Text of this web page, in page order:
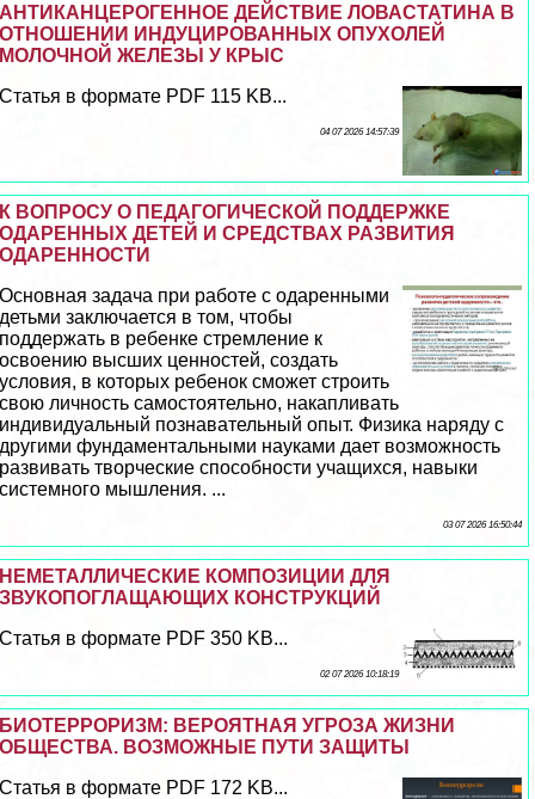
АНТИКАНЦЕРОГЕННОЕ ДЕЙСТВИЕ ЛОВАСТАТИНА В
ОТНОШЕНИИ ИНДУЦИРОВАННЫХ ОПУХОЛЕЙ
МОЛОЧНОЙ ЖЕЛЕЗЫ У КРЫС
Статья в формате PDF 115 KB...
04 07 2026 14:57:39
К ВОПРОСУ О ПЕДАГОГИЧЕСКОЙ ПОДДЕРЖКЕ
ОДАРЕННЫХ ДЕТЕЙ И СРЕДСТВАХ РАЗВИТИЯ
ОДАРЕННОСТИ
Основная задача при работе с одаренными
детьми заключается в том, чтобы
поддержать в ребенке стремление к
освоению высших ценностей, создать
условия, в которых ребенок сможет строить
свою личность самостоятельно, накапливать
индивидуальный познавательный опыт. Физика наряду с
другими фундаментальными науками дает возможность
развивать творческие способности учащихся, навыки
системного мышления. ...
03 07 2026 16:50:44
НЕМЕТАЛЛИЧЕСКИЕ КОМПОЗИЦИИ ДЛЯ
ЗВУКОПОГЛАЩАЮЩИХ КОНСТРУКЦИЙ
Статья в формате PDF 350 KB...
02 07 2026 10:18:19
БИОТЕРРОРИЗМ: ВЕРОЯТНАЯ УГРОЗА ЖИЗНИ
ОБЩЕСТВА. ВОЗМОЖНЫЕ ПУТИ ЗАЩИТЫ
Статья в формате PDF 172 KB...